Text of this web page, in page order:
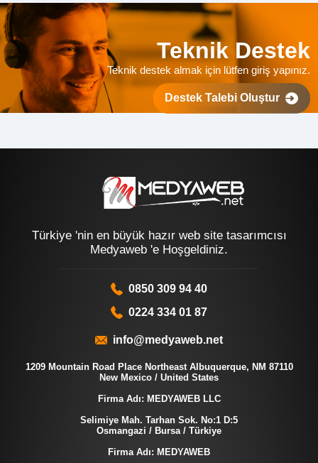
Teknik Destek
Teknik destek almak için lütfen giriş yapınız.
Destek Talebi Oluştur
Türkiye 'nin en büyük hazır web site tasarımcısı
Medyaweb 'e Hoşgeldiniz.
0850 309 94 40
0224 334 01 87
info@medyaweb.net
1209 Mountain Road Place Northeast Albuquerque, NM 87110
New Mexico / United States
Firma Adı: MEDYAWEB LLC
Selimiye Mah. Tarhan Sok. No:1 D:5
Osmangazi / Bursa / Türkiye
Firma Adı: MEDYAWEB